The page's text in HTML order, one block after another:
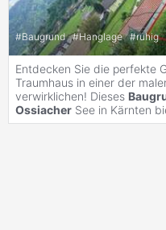
#Baugrund #Hanglage #ruhig
Entdecken Sie die perfekte
Traumhaus in einer der
verwirklichen! Dieses
Ossiacher See in Kärnten